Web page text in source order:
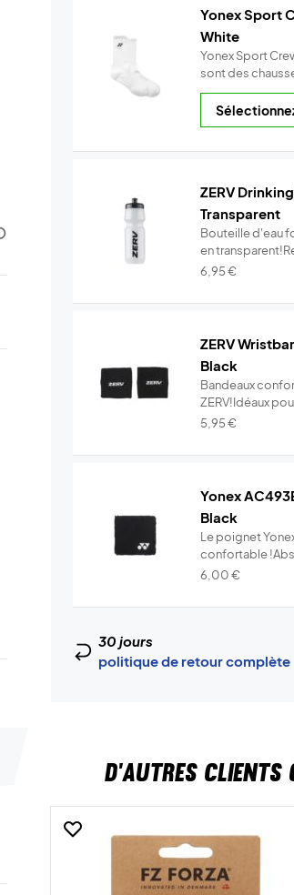
Yonex Sport
White
Yonex Sport
sont des
ZERV
Transparent
Bouteille d'eau
en
Info
6,95€
ZERV
Black
Bandeaux
ZERV!Idéaux
Wrist...
5,95€
Yonex
Black
Le poignet
confortable
exceptionnelle
6,00€
30 jours
politique de retour complète
D'AUTRES CLIENTS